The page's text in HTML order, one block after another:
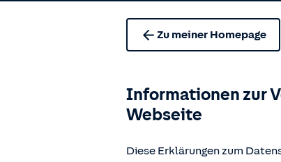
Zu meiner Homepage
Informationen zur
Webseite
Diese Erklärungen zum